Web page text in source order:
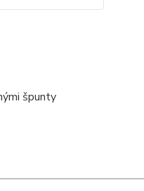
špunty